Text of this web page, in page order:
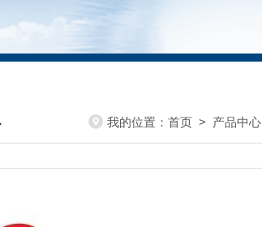
CENTER
我的位置：首页 > 产品中心